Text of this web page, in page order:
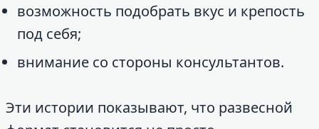
возможность подобрать вкус и крепость
под себя;
внимание со стороны консультантов.
Эти истории показывают, что развесной